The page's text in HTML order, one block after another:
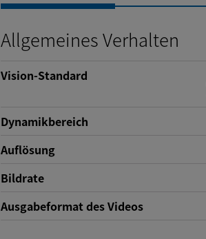
Allgemeines Verhalten
Vision-Standard
Dynamikbereich
Auflösung
Bildrate
Ausgabeformat des Videos